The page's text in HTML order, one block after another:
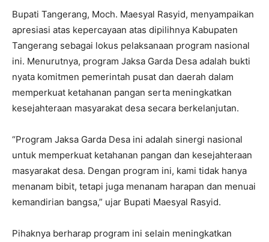
Bupati Tangerang, Moch. Maesyal Rasyid, menyampaikan
apresiasi atas kepercayaan atas dipilihnya Kabupaten
Tangerang sebagai lokus pelaksanaan program nasional
ini. Menurutnya, program Jaksa Garda Desa adalah bukti
nyata komitmen pemerintah pusat dan daerah dalam
memperkuat ketahanan pangan serta meningkatkan
kesejahteraan masyarakat desa secara berkelanjutan.
“Program Jaksa Garda Desa ini adalah sinergi nasional
untuk memperkuat ketahanan pangan dan kesejahteraan
masyarakat desa. Dengan program ini, kami tidak hanya
menanam bibit, tetapi juga menanam harapan dan menuai
kemandirian bangsa,” ujar Bupati Maesyal Rasyid.
Pihaknya berharap program ini selain meningkatkan